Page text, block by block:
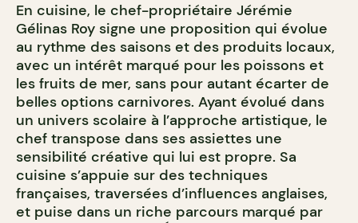
En cuisine, le chef-propriétaire Jérémie
Gélinas Roy signe une proposition qui évolue
au rythme des saisons et des produits locaux,
avec un intérêt marqué pour les poissons et
les fruits de mer, sans pour autant écarter de
belles options carnivores. Ayant évolué dans
un univers scolaire à l’approche artistique, le
chef transpose dans ses assiettes une
sensibilité créative qui lui est propre. Sa
cuisine s’appuie sur des techniques
françaises, traversées d’influences anglaises,
et puise dans un riche parcours marqué par